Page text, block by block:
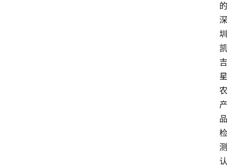
的
深
圳
凯
吉
星
农
产
品
检
测
认